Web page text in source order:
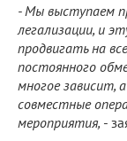
- Мы выступаем
легализации, и
продвигать на
постоянного
многое зависит,
совместные
мероприятия, -